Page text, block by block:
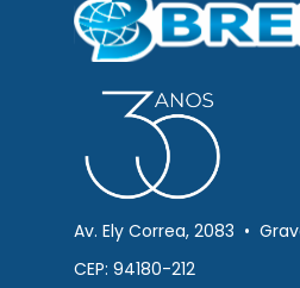
Av. Ely Correa, 2083 •
CEP: 94180-212